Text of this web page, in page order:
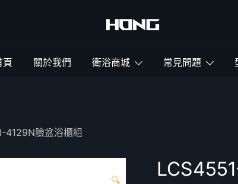
頁 關於我們 衛浴商城 常見問題
臉盆浴櫃組
🔍